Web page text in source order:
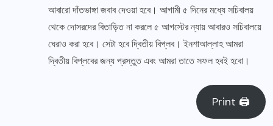
আবারো দাঁতভাঙ্গা জবাব দেওয়া হবে। আগামী ৫ দিনের মধ্যে সচিবালয়
থেকে দোসরদের বিতাড়িত না করলে ৫ আগস্টের ন্যায় আবারও সচিবালয়ে
ঘেরাও করা হবে। সেটা হবে দ্বিতীয় বিপ্লব। ইনশাআল্লাহ আমরা
দ্বিতীয় বিপ্লবের জন্য প্রস্তুত এবং আমরা তাতে সফল হবই হবো।
Print 🖨